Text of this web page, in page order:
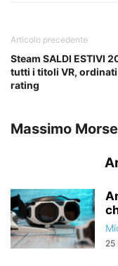
Articolo precedente
Steam SALDI ESTIVI
tutti i titoli VR,
rating
Massimo
25